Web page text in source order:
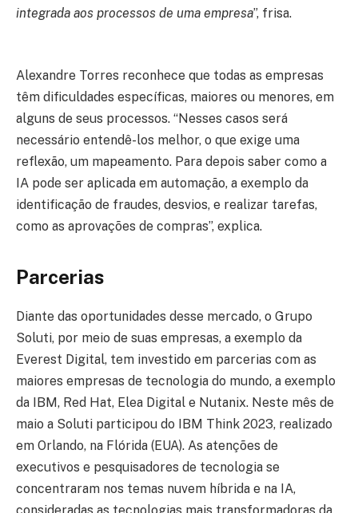
integrada aos processos de uma empresa”, frisa.
Alexandre Torres reconhece que todas as empresas
têm dificuldades específicas, maiores ou menores, em
alguns de seus processos. “Nesses casos será
necessário entendê-los melhor, o que exige uma
reflexão, um mapeamento. Para depois saber como a
IA pode ser aplicada em automação, a exemplo da
identificação de fraudes, desvios, e realizar tarefas,
como as aprovações de compras”, explica.
Parcerias
Diante das oportunidades desse mercado, o Grupo
Soluti, por meio de suas empresas, a exemplo da
Everest Digital, tem investido em parcerias com as
maiores empresas de tecnologia do mundo, a exemplo
da IBM, Red Hat, Elea Digital e Nutanix. Neste mês de
maio a Soluti participou do IBM Think 2023, realizado
em Orlando, na Flórida (EUA). As atenções de
executivos e pesquisadores de tecnologia se
concentraram nos temas nuvem híbrida e na IA,
consideradas as tecnologias mais transformadoras da